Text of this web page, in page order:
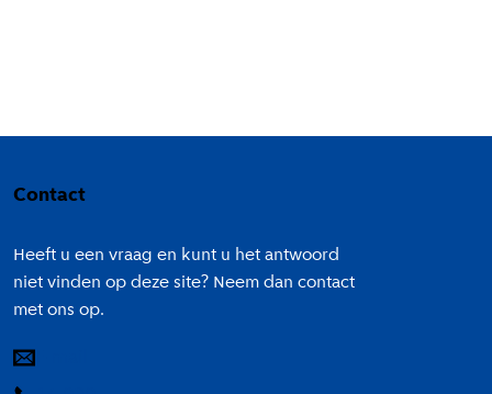
Contact
Heeft u een vraag en kunt u het antwoord
niet vinden op deze site? Neem dan contact
met ons op.